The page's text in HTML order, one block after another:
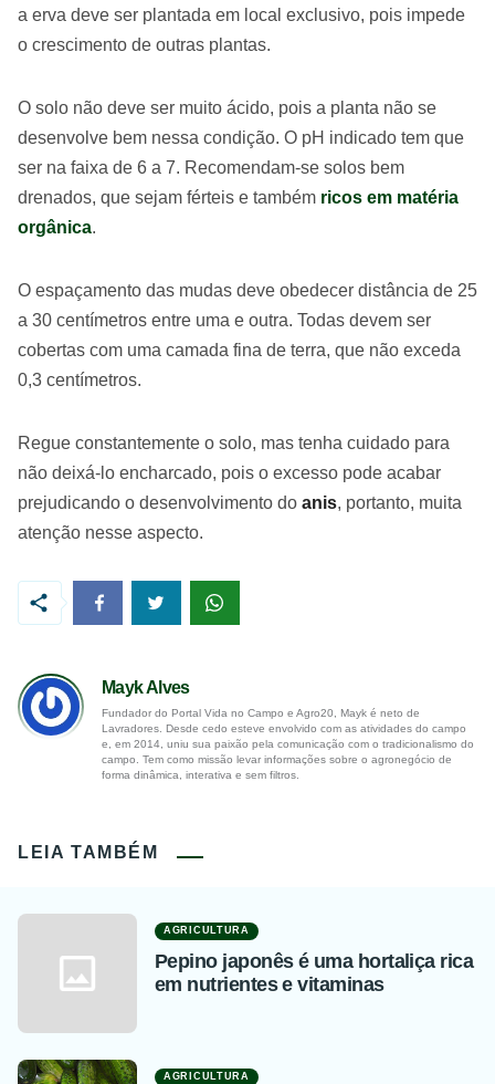
a erva deve ser plantada em local exclusivo, pois impede
o crescimento de outras plantas.
O solo não deve ser muito ácido, pois a planta não se
desenvolve bem nessa condição. O pH indicado tem que
ser na faixa de 6 a 7. Recomendam-se solos bem
drenados, que sejam férteis e também ricos em matéria
orgânica.
O espaçamento das mudas deve obedecer distância de 25
a 30 centímetros entre uma e outra. Todas devem ser
cobertas com uma camada fina de terra, que não exceda
0,3 centímetros.
Regue constantemente o solo, mas tenha cuidado para
não deixá-lo encharcado, pois o excesso pode acabar
prejudicando o desenvolvimento do anis, portanto, muita
atenção nesse aspecto.
Mayk Alves
Fundador do Portal Vida no Campo e Agro20, Mayk é neto de
Lavradores. Desde cedo esteve envolvido com as atividades do campo
e, em 2014, uniu sua paixão pela comunicação com o tradicionalismo do
campo. Tem como missão levar informações sobre o agronegócio de
forma dinâmica, interativa e sem filtros.
LEIA TAMBÉM
AGRICULTURA
Pepino japonês é uma hortaliça rica
em nutrientes e vitaminas
AGRICULTURA